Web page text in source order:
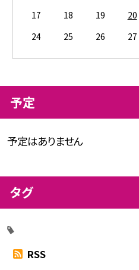
17
18 19 20
24
25 26 27
予定
予定はありません
タグ
RSS